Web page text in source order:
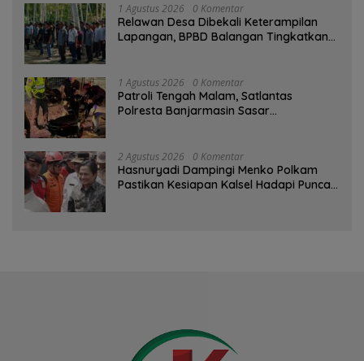
1 Agustus 2026 0 Komentar
Relawan Desa Dibekali Keterampilan
Lapangan, BPBD Balangan Tingkatkan
1 Agustus 2026 0 Komentar
Patroli Tengah Malam, Satlantas
Polresta Banjarmasin Sasar
2 Agustus 2026 0 Komentar
Hasnuryadi Dampingi Menko Polkam
Pastikan Kesiapan Kalsel Hadapi Puncak